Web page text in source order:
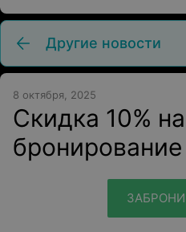
Другие новости
8 октября, 2025
Скидка 10%
бронирование